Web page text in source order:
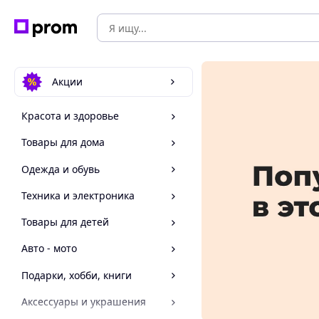
Акции
Красота и здоровье
Товары для дома
Одежда и обувь
Техника и электроника
Товары для детей
Авто - мото
Подарки, хобби, книги
Аксессуары и украшения